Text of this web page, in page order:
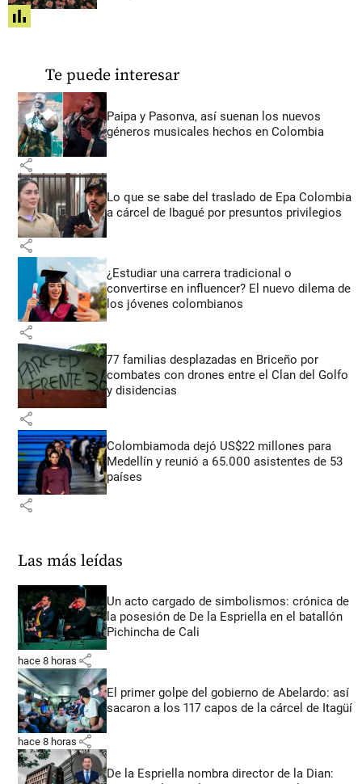
share
Te puede interesar
Paipa y Pasonva, así suenan los nuevos
géneros musicales hechos en Colombia
share
Lo que se sabe del traslado de Epa Colombia
a cárcel de Ibagué por presuntos privilegios
share
¿Estudiar una carrera tradicional o
convertirse en influencer? El nuevo dilema de
los jóvenes colombianos
share
77 familias desplazadas en Briceño por
combates con drones entre el Clan del Golfo
y disidencias
share
Colombiamoda dejó US$22 millones para
Medellín y reunió a 65.000 asistentes de 53
países
share
Las más leídas
Un acto cargado de simbolismos: crónica de
la posesión de De la Espriella en el batallón
Pichincha de Cali
hace 8 horas share
El primer golpe del gobierno de Abelardo: así
sacaron a los 117 capos de la cárcel de Itagüí
hace 8 horas share
De la Espriella nombra director de la Dian: